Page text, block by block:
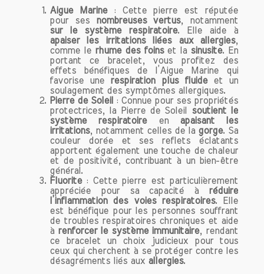
lithothérapie ?
Pour tirer le meilleur parti des bienfaits
de vos bracelets, il est conseillé de les
porter régulièrement. Que ce soit au
travail, lors de vos séances de
méditation ou dans votre vie
quotidienne, l'important est de les
intégrer dans votre routine. Vous
pouvez également les associer avec
d'autres bijoux pour créer un look
unique et personnel.
Prendre soin de vos bracelets
Pour préserver l'énergie et la beauté de
vos bracelets en pierres naturelles, il est
essentiel de les nettoyer régulièrement.
Vous pouvez les rincer à l'eau claire ou
les exposer à la lumière de la lune.
Évitez également de les exposer à des
produits chimiques ou à des sources de
chaleur excessive.
Aigue Marine: Cette pierre est réputée
pour ses nombreuses vertus, notamment
sur le système respiratoire. Elle aide à
apaiser les irritations liées aux allergies,
comme le rhume des foinset la sinusite. En
portant ce bracelet, vous profitez des
effets bénéfiques de l’Aigue Marine qui
favorise une respiration plus fluideet un
soulagement des symptômes allergiques.
Pierre de Soleil : Connue pour ses propriétés
protectrices, la Pierre de Soleil soutient le
système respiratoireen apaisant les
irritations, notamment celles de la gorge. Sa
couleur dorée et ses reflets éclatants
apportent également une touche de chaleur
et de positivité, contribuant à un bien-être
général.
Fluorite: Cette pierre est particulièrement
appréciée pour sa capacité à réduire
l’inflammation des voies respiratoires. Elle
est bénéfique pour les personnes souffrant
de troubles respiratoires chroniques et aide
à renforcer le système immunitaire, rendant
ce bracelet un choix judicieux pour tous
ceux qui cherchent à se protéger contre les
désagréments liés aux allergies.